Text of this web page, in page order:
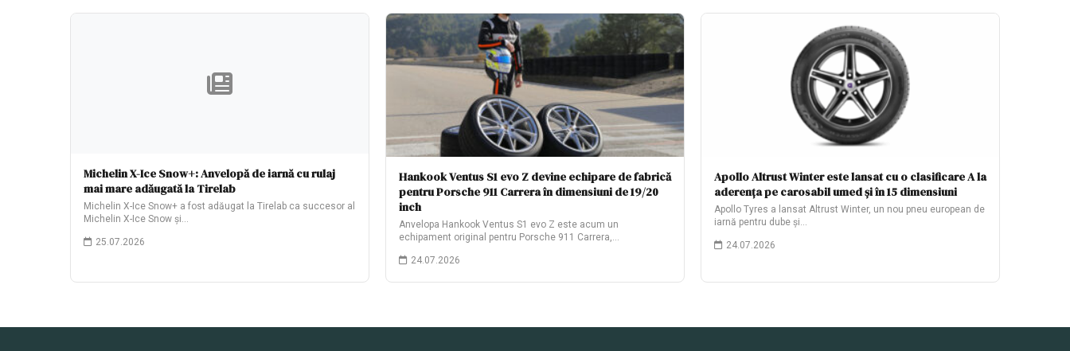
Michelin X-Ice Snow+: Anvelopă de iarnă cu rulaj
mai mare adăugată la Tirelab
Michelin X-Ice Snow+ a fost adăugat la Tirelab ca succesor al
Michelin X-Ice Snow și…
25.07.2026
Hankook Ventus S1 evo Z devine echipare de fabrică
pentru Porsche 911 Carrera în dimensiuni de 19/20
inch
Anvelopa Hankook Ventus S1 evo Z este acum un
echipament original pentru Porsche 911 Carrera,…
24.07.2026
Apollo Altrust Winter este lansat cu o clasificare A la
aderența pe carosabil umed și în 15 dimensiuni
Apollo Tyres a lansat Altrust Winter, un nou pneu european de
iarnă pentru dube și…
24.07.2026